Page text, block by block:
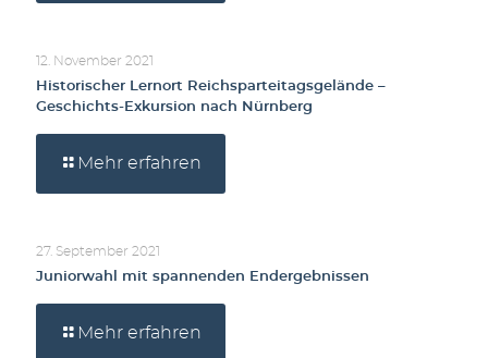
12. November 2021
Historischer Lernort Reichsparteitagsgelände –
Geschichts-Exkursion nach Nürnberg
Mehr erfahren
27. September 2021
Juniorwahl mit spannenden Endergebnissen
Mehr erfahren